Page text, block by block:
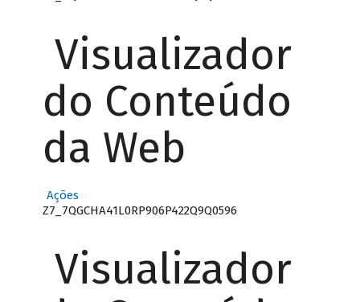
Visualizador
do Conteúdo
da Web
Ações
Z7_7QGCHA41L0RP906P422Q9Q0596
Visualizador